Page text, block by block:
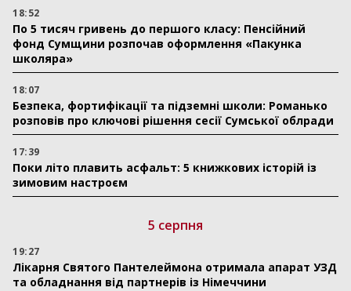
18:52
По 5 тисяч гривень до першого класу: Пенсійний
фонд Сумщини розпочав оформлення «Пакунка
школяра»
18:07
Безпека, фортифікації та підземні школи: Романько
розповів про ключові рішення сесії Сумської облради
17:39
Поки літо плавить асфальт: 5 книжкових історій із
зимовим настроєм
5 серпня
19:27
Лікарня Святого Пантелеймона отримала апарат УЗД
та обладнання від партнерів із Німеччини